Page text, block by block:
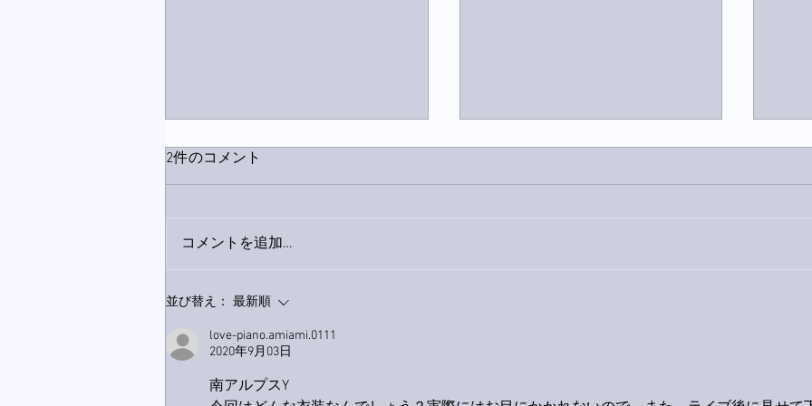
9月23日「amiism」リリー
2件のコメント
コメントを追加…
並び替え： 最新順
love-piano.amiami.0111
2020年9月03日
南アルプスY